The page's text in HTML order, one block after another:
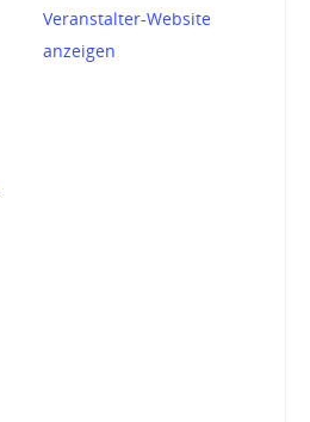
Veranstalter-Website
anzeigen